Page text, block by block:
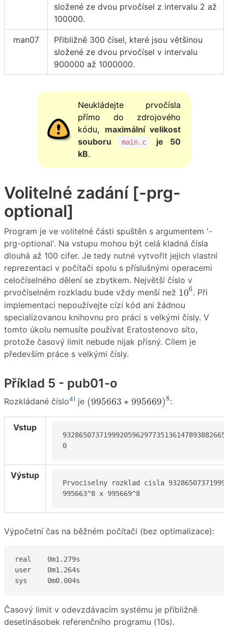
složené ze dvou prvočísel z intervalu 2 až
100000.
man07
Přibližně 300 čísel, které jsou většinou
složené ze dvou prvočísel v intervalu
900000 až 1000000.
Neukládejte prvočísla
přímo do zdrojového
kódu, maximální velikost
souboru
main.c
je 50
kB.
Volitelné zadání [-prg-
optional]
Program je ve volitelné části spuštěn s argumentem '-
prg-optional'. Na vstupu mohou být celá kladná čísla
dlouhá až 100 cifer. Je tedy nutné vytvořit jejich vlastní
reprezentaci v počítači spolu s příslušnými operacemi
celočíselného dělení se zbytkem. Největší číslo v
prvočíselném rozkladu bude vždy menší než 106
106. Při
implementaci nepoužívejte cízí kód ani žádnou
specializovanou knihovnu pro práci s velkými čísly. V
tomto úkolu nemusíte používat Eratostenovo síto,
protože časový limit nebude nijak přísný. Cílem je
především práce s velkými čísly.
Příklad 5 - pub01-o
Rozkládané číslo4) je (995663 ∗ 995669)8
(995663 ∗995669:
Vstup
0
Výstup
Prvociselny rozklad cisla
995663^8 x 995669^8
Výpočetní čas na běžném počítači (bez optimalizace):
real    0m1.279s
user    0m1.264s
sys     0m0.004s
Časový limit v odevzdávacím systému je přibližně
desetinásobek referenčního programu (10s).